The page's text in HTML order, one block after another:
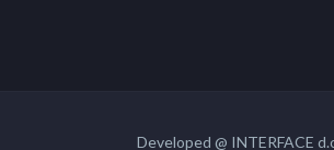
Developed @ INTERFACE